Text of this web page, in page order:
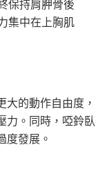
保持肩胛骨後
集中在上胸肌
的動作自由度，
力。同時，啞鈴臥
度發展。